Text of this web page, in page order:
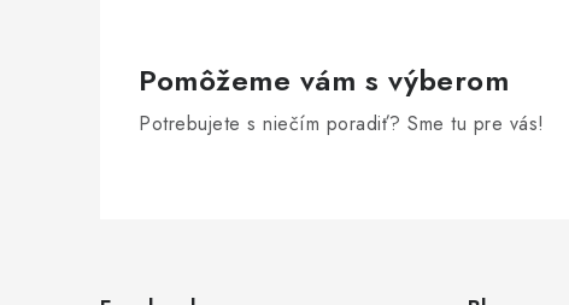
Pomôžeme vám s výberom
Potrebujete s niečím poradiť? Sme tu pre vás!